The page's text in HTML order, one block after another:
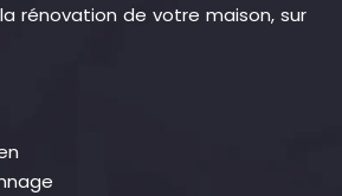
rénovation de votre maison, sur